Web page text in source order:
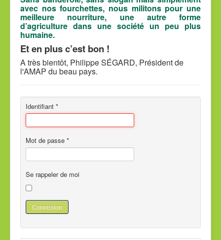
avec nos fourchettes, nous militons pour une
meilleure nourriture, une autre forme
d’agriculture dans une société un peu plus
humaine.
Et en plus c’est bon !
A très bientôt, Philippe SÉGARD, Président de
l'AMAP du beau pays.
Identifiant *
Mot de passe *
Se rappeler de moi
Connexion